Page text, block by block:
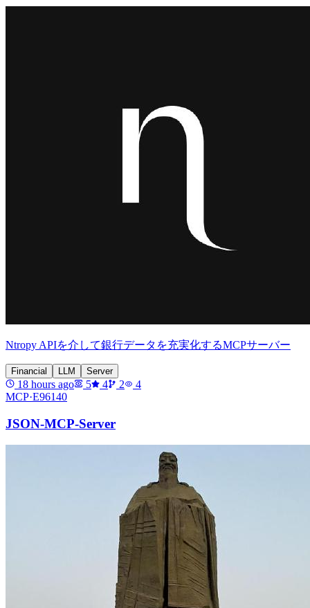
Ntropy APIを介して銀行データを充実化するMCPサーバー
Financial LLM Server
18 hours ago 5 4 2
4
MCP·E96140
JSON-MCP-Server